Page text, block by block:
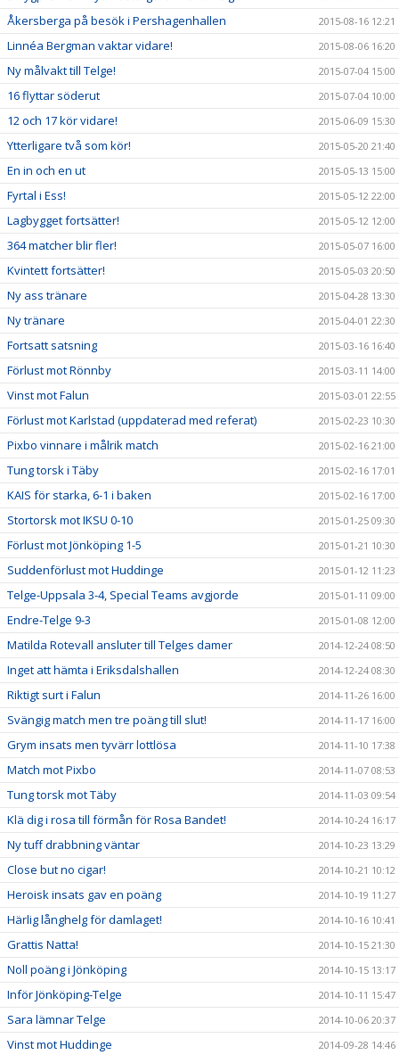
Åkersberga på besök i Pershagenhallen 2015-08-16 12:21
Linnéa Bergman vaktar vidare! 2015-08-06 16:20
Ny målvakt till Telge! 2015-07-04 15:00
16 flyttar söderut 2015-07-04 10:00
12 och 17 kör vidare! 2015-06-09 15:30
Ytterligare två som kör! 2015-05-20 21:40
En in och en ut 2015-05-13 15:00
Fyrtal i Ess! 2015-05-12 22:00
Lagbygget fortsätter! 2015-05-12 12:00
364 matcher blir fler! 2015-05-07 16:00
Kvintett fortsätter! 2015-05-03 20:50
Ny ass tränare 2015-04-28 13:30
Ny tränare 2015-04-01 22:30
Fortsatt satsning 2015-03-16 16:40
Förlust mot Rönnby 2015-03-11 14:00
Vinst mot Falun 2015-03-01 22:55
Förlust mot Karlstad (uppdaterad med referat) 2015-02-23 10:30
Pixbo vinnare i målrik match 2015-02-16 21:00
Tung torsk i Täby 2015-02-16 17:01
KAIS för starka, 6-1 i baken 2015-02-16 17:00
Stortorsk mot IKSU 0-10 2015-01-25 09:30
Förlust mot Jönköping 1-5 2015-01-21 10:30
Suddenförlust mot Huddinge 2015-01-12 11:23
Telge-Uppsala 3-4, Special Teams avgjorde 2015-01-11 09:00
Endre-Telge 9-3 2015-01-08 12:00
Matilda Rotevall ansluter till Telges damer 2014-12-24 08:50
Inget att hämta i Eriksdalshallen 2014-12-24 08:30
Riktigt surt i Falun 2014-11-26 16:00
Svängig match men tre poäng till slut! 2014-11-17 16:00
Grym insats men tyvärr lottlösa 2014-11-10 17:38
Match mot Pixbo 2014-11-07 08:53
Tung torsk mot Täby 2014-11-03 09:54
Klä dig i rosa till förmån för Rosa Bandet! 2014-10-24 16:17
Ny tuff drabbning väntar 2014-10-23 13:29
Close but no cigar! 2014-10-21 10:12
Heroisk insats gav en poäng 2014-10-19 11:27
Härlig långhelg för damlaget! 2014-10-16 10:41
Grattis Natta! 2014-10-15 21:30
Noll poäng i Jönköping 2014-10-15 13:17
Inför Jönköping-Telge 2014-10-11 15:47
Sara lämnar Telge 2014-10-06 20:37
Vinst mot Huddinge 2014-09-28 14:46